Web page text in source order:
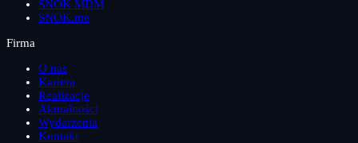
SNOK MDM
SNOK.me
Firma
O nas
Kariera
Realizacje
Aktualności
Wydarzenia
Kontakt